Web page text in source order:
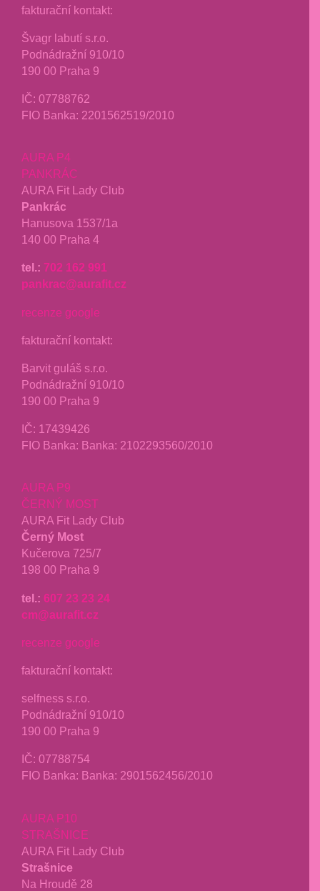
fakturační kontakt:
Švagr labutí s.r.o.
Podnádražní 910/10
190 00 Praha 9
IČ: 07788762
FIO Banka: 2201562519/2010
AURA P4
PANKRÁC
AURA Fit Lady Club
Pankrác
Hanusova 1537/1a
140 00 Praha 4
tel.: 702 162 991
pankrac@aurafit.cz
recenze google
fakturační kontakt:
Barvit guláš s.r.o.
Podnádražní 910/10
190 00 Praha 9
IČ: 17439426
FIO Banka: Banka: 2102293560/2010
AURA P9
ČERNÝ MOST
AURA Fit Lady Club
Černý Most
Kučerova 725/7
198 00 Praha 9
tel.: 607 23 23 24
cm@aurafit.cz
recenze google
fakturační kontakt:
selfness s.r.o.
Podnádražní 910/10
190 00 Praha 9
IČ: 07788754
FIO Banka: Banka: 2901562456/2010
AURA P10
STRAŠNICE
AURA Fit Lady Club
Strašnice
Na Hroudě 28